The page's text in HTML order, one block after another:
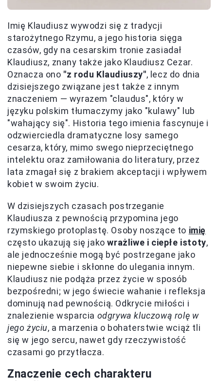
Imię Klaudiusz wywodzi się z tradycji
starożytnego Rzymu, a jego historia sięga
czasów, gdy na cesarskim tronie zasiadał
Klaudiusz, znany także jako Klaudiusz Cezar.
Oznacza ono "z rodu Klaudiuszy", lecz do dnia
dzisiejszego związane jest także z innym
znaczeniem — wyrazem "claudus", który w
języku polskim tłumaczymy jako "kulawy" lub
"wahający się". Historia tego imienia fascynuje i
odzwierciedla dramatyczne losy samego
cesarza, który, mimo swego nieprzeciętnego
intelektu oraz zamiłowania do literatury, przez
lata zmagał się z brakiem akceptacji i wpływem
kobiet w swoim życiu.
W dzisiejszych czasach postrzeganie
Klaudiusza z pewnością przypomina jego
rzymskiego protoplastę. Osoby noszące to imię
często ukazują się jakowrażliwe i ciepłe istoty,
ale jednocześnie mogą być postrzegane jako
niepewne siebie i skłonne do ulegania innym.
Klaudiusz nie podąża przez życie w sposób
bezpośredni; w jego świecie wahanie i refleksja
dominują nad pewnością. Odkrycie miłości i
znalezienie wsparcia odgrywa kluczową rolę w
jego życiu, a marzenia o bohaterstwie wciąż tli
się w jego sercu, nawet gdy rzeczywistość
czasami go przytłacza.
Znaczenie cech charakteru